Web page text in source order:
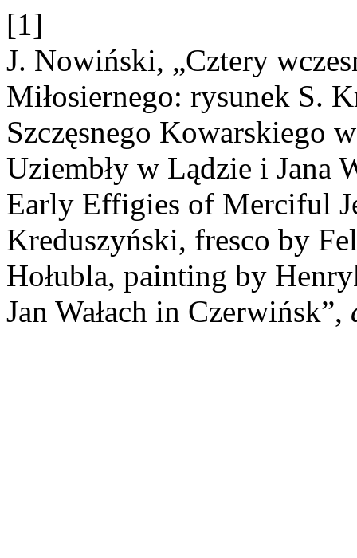
[1]
J. Nowiński, „Cztery
Miłosiernego: rysunek S.
Szczęsnego Kowarskiego
Uziembły w Lądzie i Jana
Early Effigies of Merciful
Kreduszyński, fresco by
Hołubla, painting by
Jan Wałach in Czerwińsk”,